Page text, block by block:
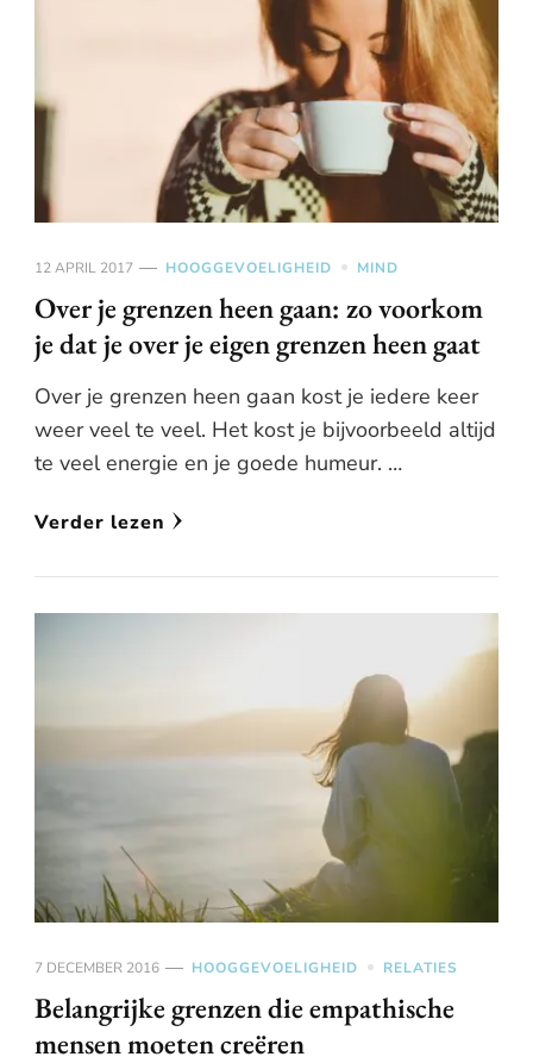
12 APRIL 2017 HOOGGEVOELIGHEID MIND
Over je grenzen heen gaan: zo voorkom
je dat je over je eigen grenzen heen gaat
Over je grenzen heen gaan kost je iedere keer
weer veel te veel. Het kost je bijvoorbeeld altijd
te veel energie en je goede humeur. …
Verder lezen
7 DECEMBER 2016 HOOGGEVOELIGHEID RELATIES
Belangrijke grenzen die empathische
mensen moeten creëren